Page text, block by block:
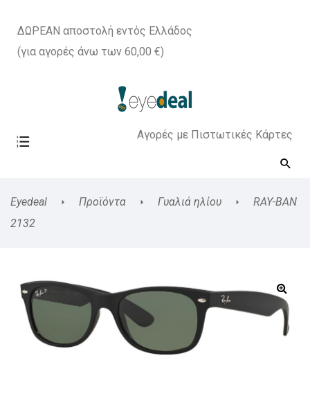
ΔΩΡΕΑΝ αποστολή εντός Ελλάδος
(για αγορές άνω των 60,00 €)
Αγορές με Πιστωτικές Κάρτες
Eyedeal Προϊόντα Γυαλιά ηλίου
RAY-BAN
2132